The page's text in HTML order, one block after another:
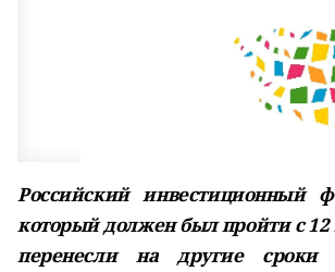
Российский инвестиционный
который должен был пройти с 12
перенесли на другие сроки